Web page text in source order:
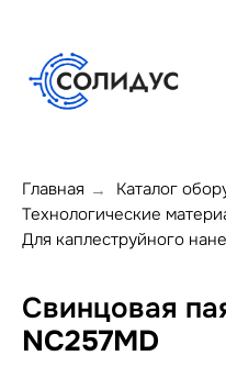
Главная → Каталог
Технологические
Для каплеструйного
Свинцовая
NC257MD